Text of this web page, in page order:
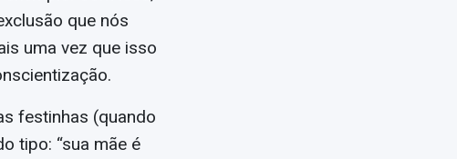
que nós
uma vez que isso
festinhas (quando
tipo: “sua mãe é